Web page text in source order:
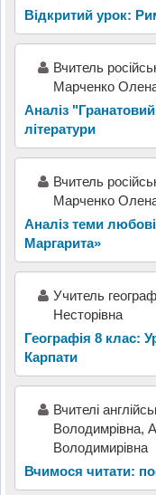
Відкритий урок:
Вчитель
Марченко
Аналіз
літератури
Вчитель
Марченко
Аналіз теми
Маргарита»
Учитель
Несторівна
Географія 8 клас:
Карпати
Вчителі
Володимрівна,
Володимирівна
Вчимося читати: